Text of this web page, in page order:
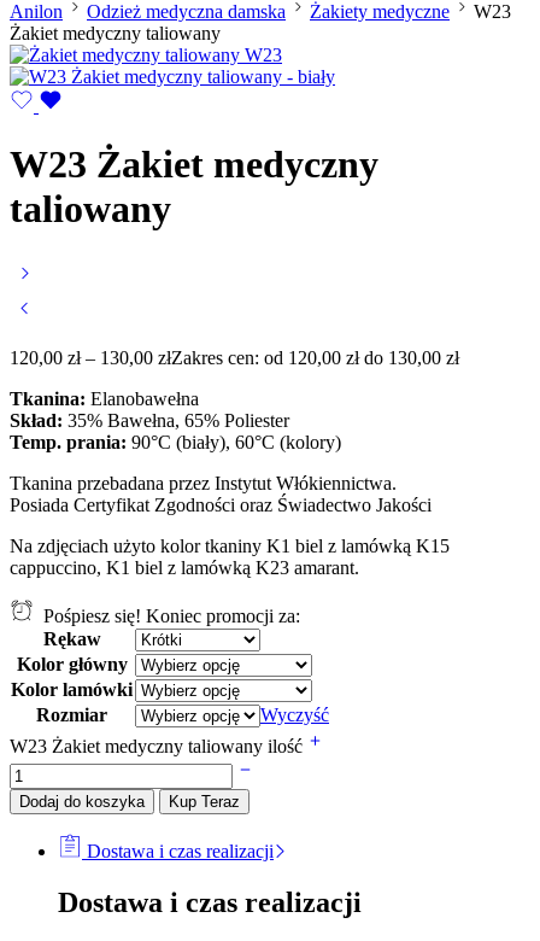
Anilon Odzież medyczna damska Żakiety medyczne
W23
Żakiet medyczny taliowany
W23 Żakiet medyczny
taliowany
120,00 zł – 130,00 złZakres cen: od 120,00 zł do 130,00 zł
Tkanina: Elanobawełna
Skład: 35% Bawełna, 65% Poliester
Temp. prania: 90°C (biały), 60°C (kolory)
Tkanina przebadana przez Instytut Włókiennictwa.
Posiada Certyfikat Zgodności oraz Świadectwo Jakości
Na zdjęciach użyto kolor tkaniny K1 biel z lamówką K15
cappuccino, K1 biel z lamówką K23 amarant.
Pośpiesz się! Koniec promocji za:
Rękaw
Kolor główny
Kolor lamówki
Rozmiar
Wyczyść
W23 Żakiet medyczny taliowany ilość
Dodaj do koszyka Kup Teraz
Dostawa i czas realizacji
Dostawa i czas realizacji